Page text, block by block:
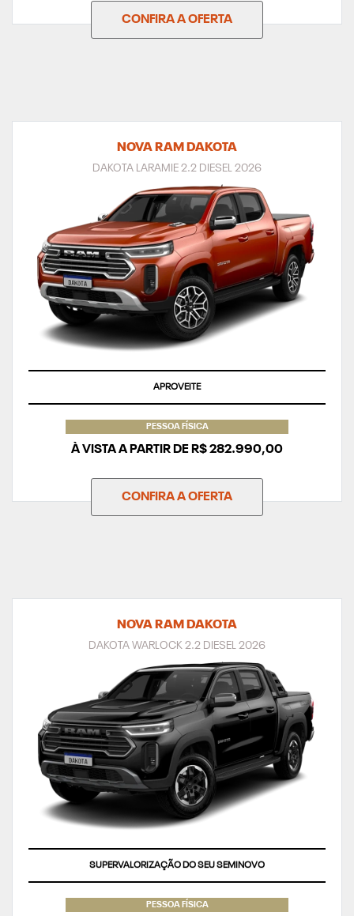
CONFIRA A OFERTA
NOVA RAM DAKOTA
DAKOTA LARAMIE 2.2 DIESEL 2026
APROVEITE
PESSOA FÍSICA
À VISTA A PARTIR DE R$ 282.990,00
CONFIRA A OFERTA
NOVA RAM DAKOTA
DAKOTA WARLOCK 2.2 DIESEL 2026
TAXA ZERO
PESSOA FÍSICA